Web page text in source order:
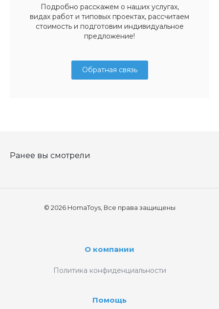
Подробно расскажем о наших услугах,
видах работ и типовых проектах, рассчитаем
стоимость и подготовим индивидуальное
предложение!
Обратная связь
Ранее вы смотрели
© 2026 HomaToys, Все права защищены
О компании
Политика конфиденциальности
Помощь